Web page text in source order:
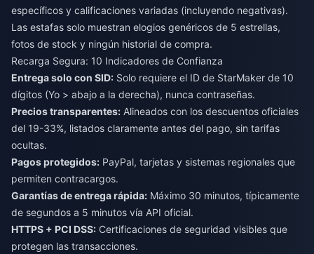
específicos y calificaciones variadas (incluyendo negativas).
Las estafas solo muestran elogios genéricos de 5 estrellas,
fotos de stock y ningún historial de compra.
Recarga Segura: 10 Indicadores de Confianza
Entrega solo con SID: Solo requiere el ID de StarMaker de 10
dígitos (Yo > abajo a la derecha), nunca contraseñas.
Precios transparentes: Alineados con los descuentos oficiales
del 19-33%, listados claramente antes del pago, sin tarifas
ocultas.
Pagos protegidos: PayPal, tarjetas y sistemas regionales que
permiten contracargos.
Garantías de entrega rápida: Máximo 30 minutos, típicamente
de segundos a 5 minutos vía API oficial.
HTTPS + PCI DSS: Certificaciones de seguridad visibles que
protegen las transacciones.